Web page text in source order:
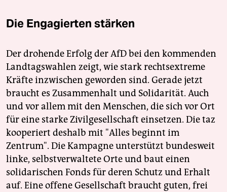
Die Engagierten stärken
Der drohende Erfolg der AfD bei den kommenden
Landtagswahlen zeigt, wie stark rechtsextreme
Kräfte inzwischen geworden sind. Gerade jetzt
braucht es Zusammenhalt und Solidarität. Auch
und vor allem mit den Menschen, die sich vor Ort
für eine starke Zivilgesellschaft einsetzen. Die taz
kooperiert deshalb mit "Alles beginnt im
Zentrum". Die Kampagne unterstützt bundesweit
linke, selbstverwaltete Orte und baut einen
solidarischen Fonds für deren Schutz und Erhalt
auf. Eine offene Gesellschaft braucht guten, frei